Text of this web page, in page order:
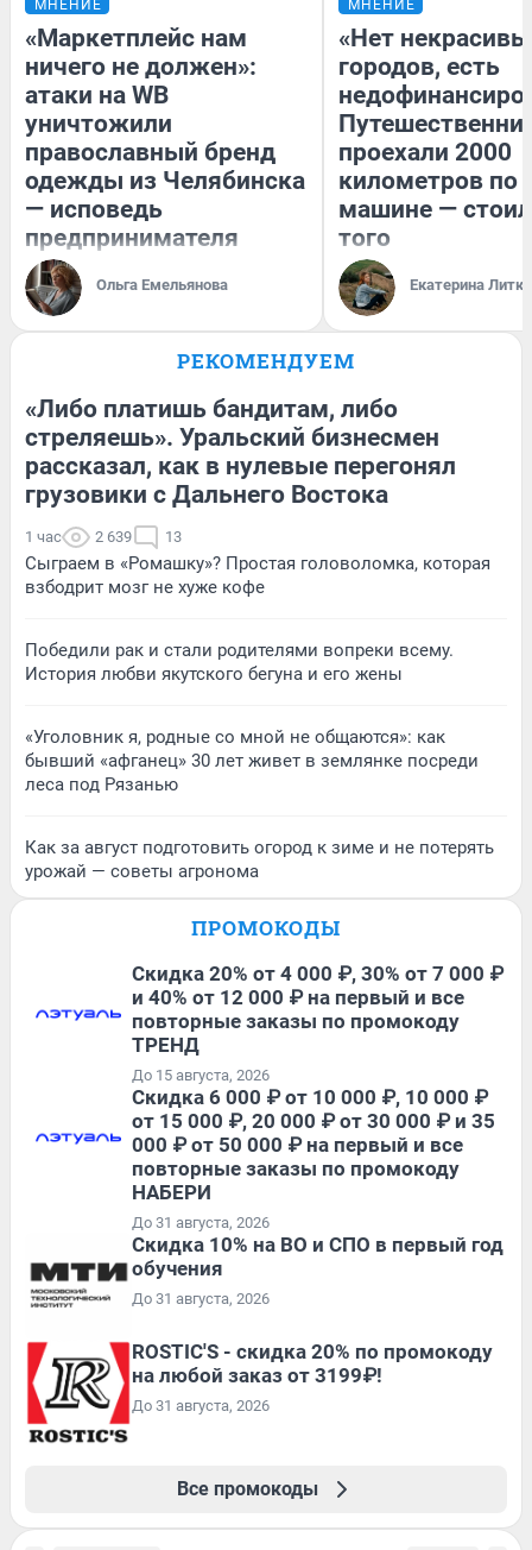
МНЕНИЕ
«Маркетплейс нам
ничего не должен»:
атаки на WB
уничтожили
православный бренд
одежды из Челябинска
— исповедь
предпринимателя
Ольга Емельянова
МНЕНИЕ
«Нет
городов, есть
проехали 2000
километров по
машине —
того
Екатерина
РЕКОМЕНДУЕМ
«Либо платишь бандитам, либо
стреляешь». Уральский бизнесмен
рассказал, как в нулевые перегонял
грузовики с Дальнего Востока
1 час 2 639 13
Сыграем в «Ромашку»? Простая головоломка, которая
взбодрит мозг не хуже кофе
Победили рак и стали родителями вопреки всему.
История любви якутского бегуна и его жены
«Уголовник я, родные со мной не общаются»: как
бывший «афганец» 30 лет живет в землянке посреди
леса под Рязанью
Как за август подготовить огород к зиме и не потерять
урожай — советы агронома
ПРОМОКОДЫ
Скидка 20% от 4 000 ₽, 30% от 7 000 ₽
и 40% от 12 000 ₽ на первый и все
повторные заказы по промокоду
ТРЕНД
До 15 августа, 2026
Скидка 6 000 ₽ от 10 000 ₽, 10 000 ₽
от 15 000 ₽, 20 000 ₽ от 30 000 ₽ и 35
000 ₽ от 50 000 ₽ на первый и все
повторные заказы по промокоду
НАБЕРИ
До 31 августа, 2026
Скидка 10% на ВО и СПО в первый год
обучения
До 31 августа, 2026
ROSTIC'S - скидка 20% по промокоду
на любой заказ от 3199₽!
До 31 августа, 2026
Все промокоды